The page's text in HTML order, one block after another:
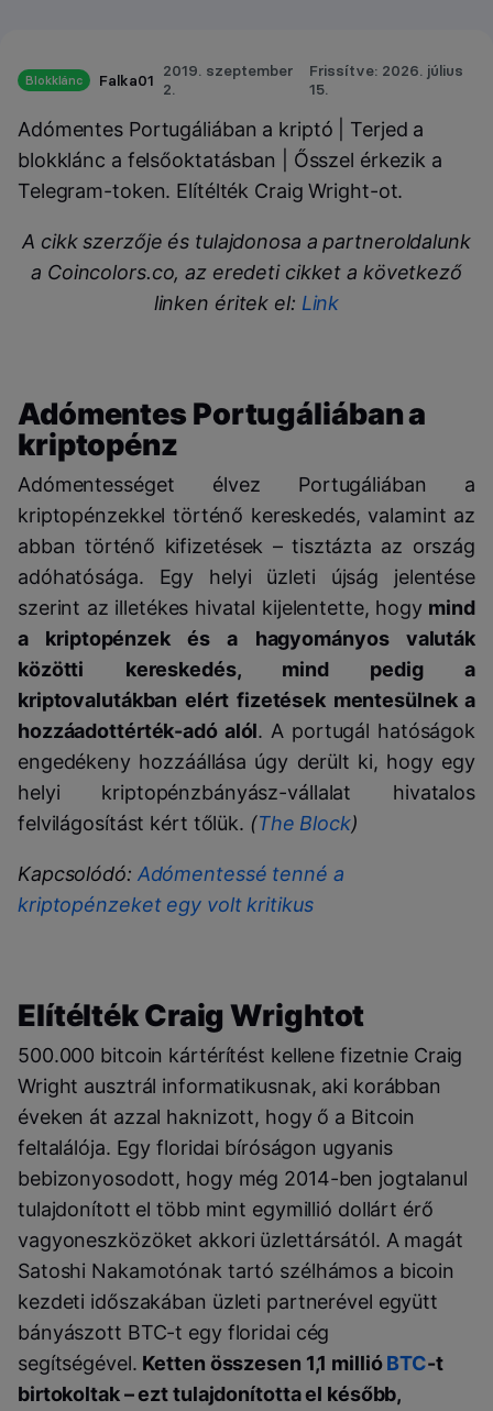
Blokklánc Falka01 2019. szeptember
2.
Frissítve: 2026. július
15.
Adómentes Portugáliában a kriptó | Terjed a
blokklánc a felsőoktatásban | Ősszel érkezik a
Telegram-token. Elítélték Craig Wright-ot.
A cikk szerzője és tulajdonosa a partneroldalunk
a Coincolors.co, az eredeti cikket a következő
linken éritek el: Link
Adómentes Portugáliában a
kriptopénz
Adómentességet élvez Portugáliában a
kriptopénzekkel történő kereskedés, valamint az
abban történő kifizetések – tisztázta az ország
adóhatósága. Egy helyi üzleti újság jelentése
szerint az illetékes hivatal kijelentette, hogy mind
a kriptopénzek és a hagyományos valuták
közötti kereskedés, mind pedig a
kriptovalutákban elért fizetések mentesülnek a
hozzáadottérték-adó alól. A portugál hatóságok
engedékeny hozzáállása úgy derült ki, hogy egy
helyi kriptopénzbányász-vállalat hivatalos
felvilágosítást kért tőlük. (The Block)
Kapcsolódó: Adómentessé tenné a
kriptopénzeket egy volt kritikus
Elítélték Craig Wrightot
500.000 bitcoin kártérítést kellene fizetnie Craig
Wright ausztrál informatikusnak, aki korábban
éveken át azzal haknizott, hogy ő a Bitcoin
feltalálója. Egy floridai bíróságon ugyanis
bebizonyosodott, hogy még 2014-ben jogtalanul
tulajdonított el több mint egymillió dollárt érő
vagyoneszközöket akkori üzlettársától. A magát
Satoshi Nakamotónak tartó szélhámos a bicoin
kezdeti időszakában üzleti partnerével együtt
bányászott BTC-t egy floridai cég
segítségével. Ketten összesen 1,1 millióBTC-t
birtokoltak – ezt tulajdonította el később,